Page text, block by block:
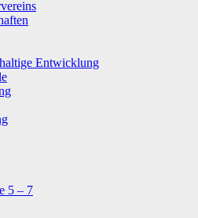
Entwicklung
5 – 7